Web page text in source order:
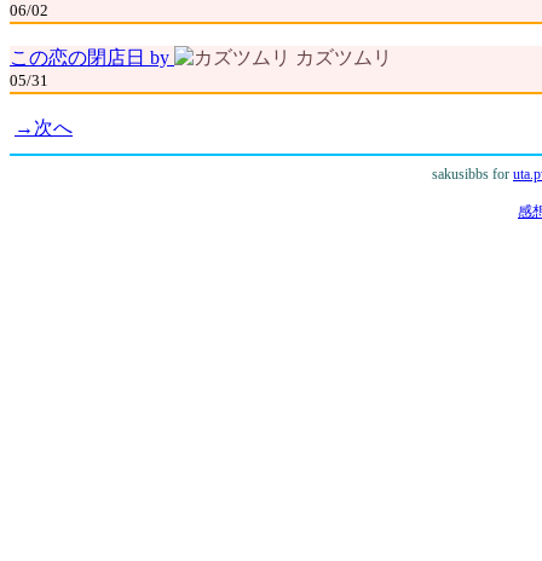
06/02
この恋の閉店日 by カズツムリ
05/31
→次へ
sakusibbs for
感